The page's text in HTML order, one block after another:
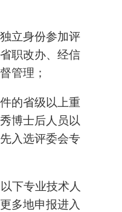
立身份参加评
职改办、经信
管理；
的省级以上重
博士后人员以
入选评委会专
下专业技术人
多地申报进入